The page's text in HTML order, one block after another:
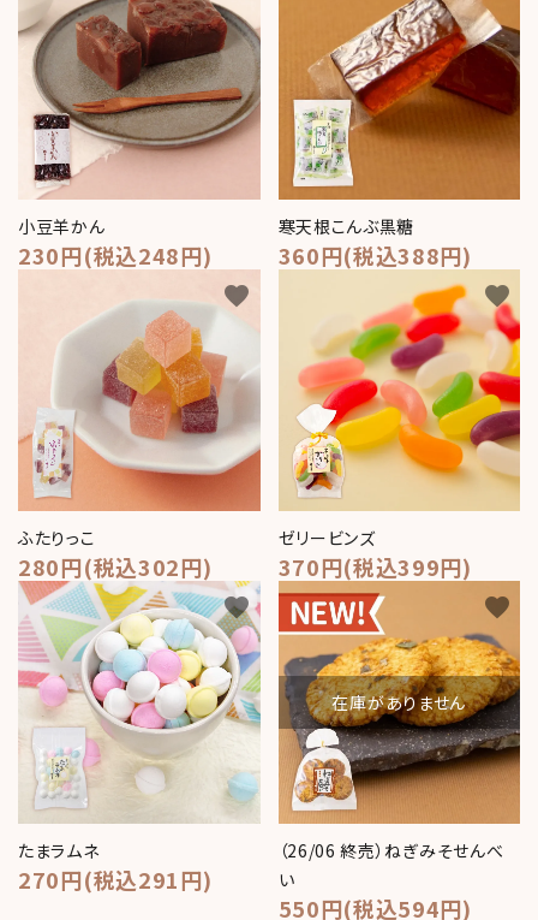
小豆羊かん
230円(税込248円)
寒天根こんぶ黒糖
360円(税込388円)
ふたりっこ
280円(税込302円)
favorite
ゼリービンズ
370円(税込399円)
favorite
たまラムネ
270円(税込291円)
favorite
在庫がありません
（26/06 終売）ねぎみそせんべ
い
550円(税込594円)
favorite